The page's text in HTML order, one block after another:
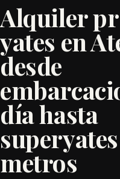
Alquiler
yates en
desde
día hasta
metros